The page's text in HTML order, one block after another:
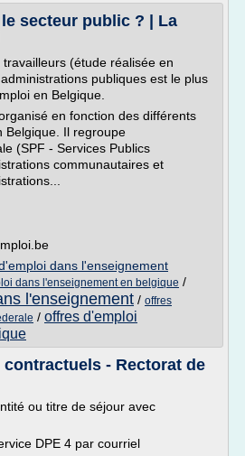
secteur public ? | La
(étude réalisée en
publiques est le plus
en Belgique.
en fonction des différents
Belgique. Il regroupe
(SPF - Services Publics
communautaires et
dans l'enseignement
dans l'enseignement en belgique /
l'enseignement / offres
/ offres d'emploi
contractuels - Rectorat de
ou titre de séjour avec
DPE 4 par courriel